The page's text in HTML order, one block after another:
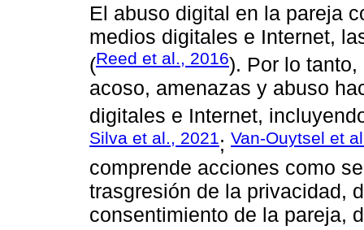
El abuso digital en la pareja
medios digitales e Internet,
(Reed et al., 2016). Por lo
acoso, amenazas y abuso
digitales e Internet,
Silva et al., 2021 ; Van-Ouytsel et
comprende acciones como
trasgresión de la privacidad,
consentimiento de la pareja,